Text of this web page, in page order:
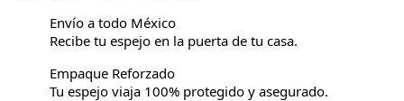
Envío a todo México
Recibe tu espejo en la puerta de tu casa.
Empaque Reforzado
Tu espejo viaja 100% protegido y asegurado.